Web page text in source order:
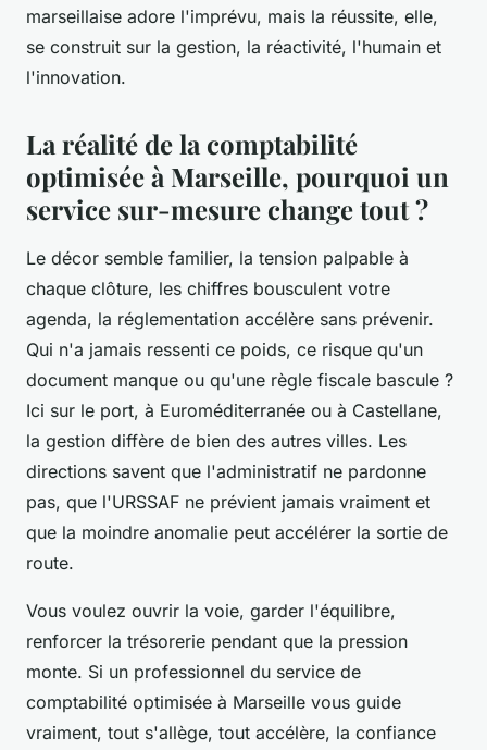
marseillaise adore l'imprévu, mais la réussite, elle,
se construit sur la gestion, la réactivité, l'humain et
l'innovation.
La réalité de la comptabilité
optimisée à Marseille, pourquoi un
service sur-mesure change tout ?
Le décor semble familier, la tension palpable à
chaque clôture, les chiffres bousculent votre
agenda, la réglementation accélère sans prévenir.
Qui n'a jamais ressenti ce poids, ce risque qu'un
document manque ou qu'une règle fiscale bascule ?
Ici sur le port, à Euroméditerranée ou à Castellane,
la gestion diffère de bien des autres villes. Les
directions savent que l'administratif ne pardonne
pas, que l'URSSAF ne prévient jamais vraiment et
que la moindre anomalie peut accélérer la sortie de
route.
Vous voulez ouvrir la voie, garder l'équilibre,
renforcer la trésorerie pendant que la pression
monte. Si un professionnel du service de
comptabilité optimisée à Marseille vous guide
vraiment, tout s'allège, tout accélère, la confiance